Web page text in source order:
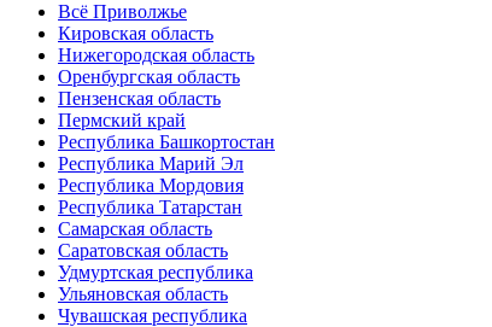
Всё Приволжье
Кировская область
Нижегородская область
Оренбургская область
Пензенская область
Пермский край
Республика Башкортостан
Республика Марий Эл
Республика Мордовия
Республика Татарстан
Самарская область
Саратовская область
Удмуртская республика
Ульяновская область
Чувашская республика